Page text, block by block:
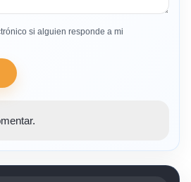
si alguien responde a mi